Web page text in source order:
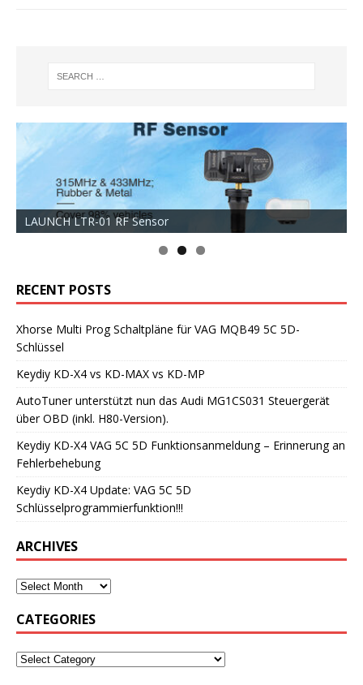
LAUNCH LTR-01 RF Sensor
RECENT POSTS
Xhorse Multi Prog Schaltpläne für VAG MQB49 5C 5D-
Schlüssel
Keydiy KD-X4 vs KD-MAX vs KD-MP
AutoTuner unterstützt nun das Audi MG1CS031 Steuergerät
über OBD (inkl. H80-Version).
Keydiy KD-X4 VAG 5C 5D Funktionsanmeldung – Erinnerung an
Fehlerbehebung
Keydiy KD-X4 Update: VAG 5C 5D
Schlüsselprogrammierfunktion!!!
ARCHIVES
CATEGORIES